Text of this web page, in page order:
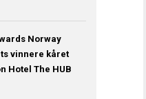
Norway
vinnere kåret
Hotel The HUB